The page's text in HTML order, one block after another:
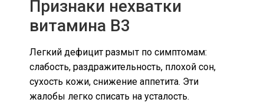
Признаки нехватки
витамина B3
Легкий дефицит размыт по симптомам:
слабость, раздражительность, плохой сон,
сухость кожи, снижение аппетита. Эти
жалобы легко списать на усталость.